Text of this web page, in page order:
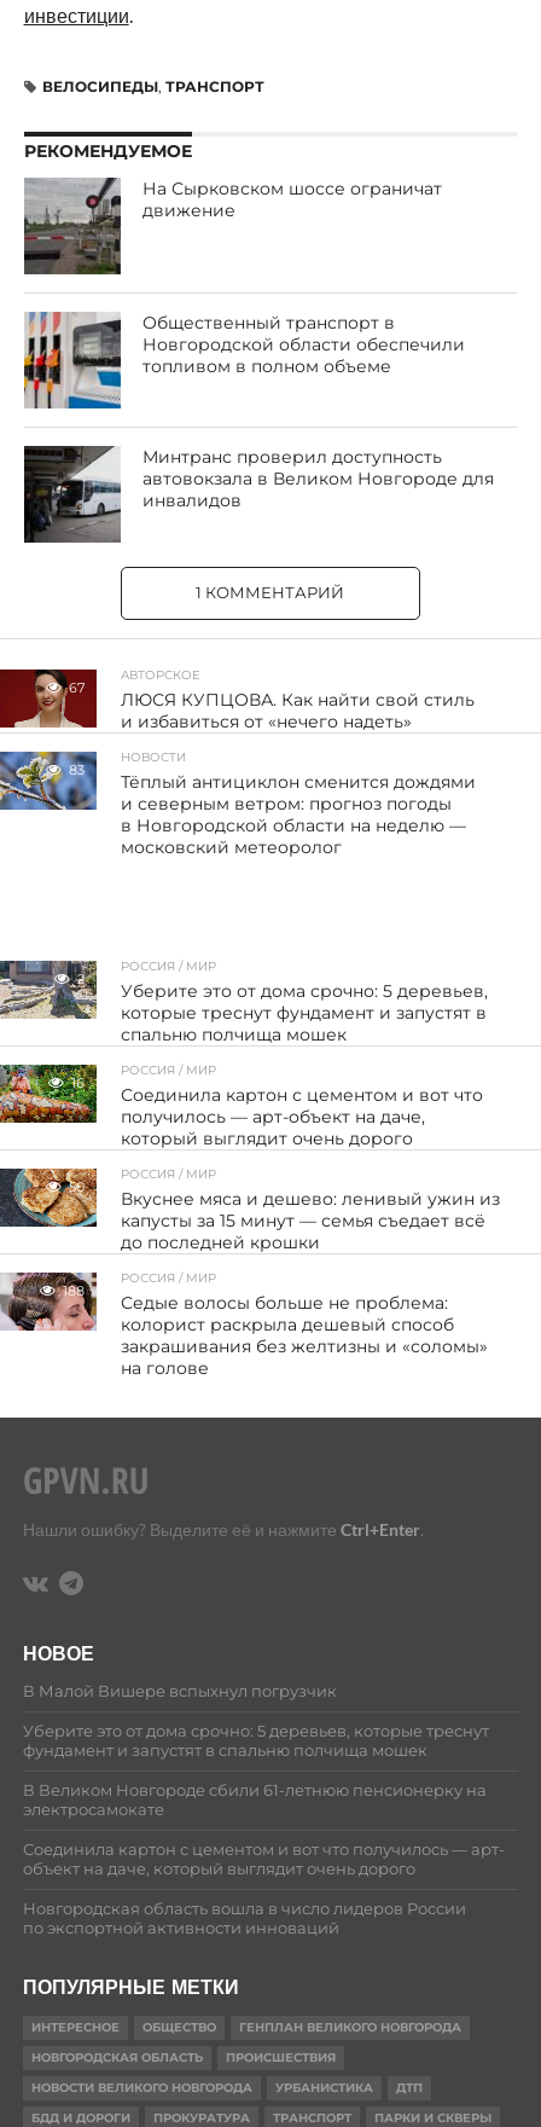
инвестиции.
ВЕЛОСИПЕДЫ, ТРАНСПОРТ
РЕКОМЕНДУЕМОЕ
На Сырковском шоссе ограничат
движение
Общественный транспорт в
Новгородской области обеспечили
топливом в полном объеме
Минтранс проверил доступность
автовокзала в Великом Новгороде для
инвалидов
1 КОММЕНТАРИЙ
67
АВТОРСКОЕ
ЛЮСЯ КУПЦОВА. Как найти свой стиль
и избавиться от «нечего надеть»
83
НОВОСТИ
Тёплый антициклон сменится дождями
и северным ветром: прогноз погоды
в Новгородской области на неделю —
московский метеоролог
2
РОССИЯ / МИР
Уберите это от дома срочно: 5 деревьев,
которые треснут фундамент и запустят в
спальню полчища мошек
16
РОССИЯ / МИР
Соединила картон с цементом и вот что
получилось — арт-объект на даче,
который выглядит очень дорого
50
РОССИЯ / МИР
Вкуснее мяса и дешево: ленивый ужин из
капусты за 15 минут — семья съедает всё
до последней крошки
188
РОССИЯ / МИР
Седые волосы больше не проблема:
колорист раскрыла дешевый способ
закрашивания без желтизны и «соломы»
на голове
Нашли ошибку? Выделите её и нажмите Ctrl+Enter.
НОВОЕ
В Малой Вишере вспыхнул погрузчик
Уберите это от дома срочно: 5 деревьев, которые треснут
фундамент и запустят в спальню полчища мошек
В Великом Новгороде сбили 61-летнюю пенсионерку на
электросамокате
Соединила картон с цементом и вот что получилось — арт-
объект на даче, который выглядит очень дорого
Новгородская область вошла в число лидеров России
по экспортной активности инноваций
ПОПУЛЯРНЫЕ МЕТКИ
ИНТЕРЕСНОЕ ОБЩЕСТВО
ГЕНПЛАН ВЕЛИКОГО НОВГОРОДА
НОВГОРОДСКАЯ ОБЛАСТЬ
ПРОИСШЕСТВИЯ
НОВОСТИ ВЕЛИКОГО НОВГОРОДА
УРБАНИСТИКА
ДТП
БДД И ДОРОГИ
ПРОКУРАТУРА ТРАНСПОРТ ПАРКИ И СКВЕРЫ